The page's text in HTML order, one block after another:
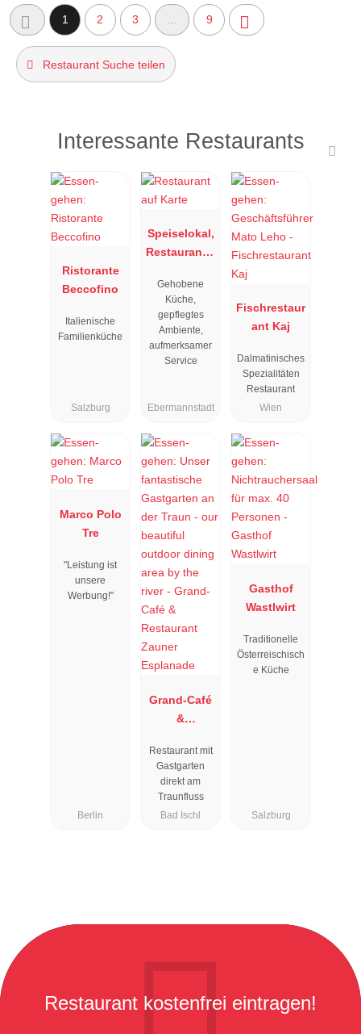
1 2 3 9
Restaurant Suche teilen
Interessante Restaurants
Ristorante
Beccofino
Italienische
Familienküche
Salzburg
Speiselokal,
Restaurant "
"
Gehobene
Küche,
gepflegtes
Ambiente,
aufmerksamer
Service
Ebermannstadt
Fischrestaur
ant Kaj
Dalmatinisches
Spezialitäten
Restaurant
Wien
Marco Polo
Tre
"Leistung ist
unsere
Werbung!"
Berlin
Grand-Café
&
Zauner
Esplanade
Restaurant mit
Gastgarten
direkt am
Traunfluss
Bad Ischl
Gasthof
Wastlwirt
Traditionelle
Österreischisch
e Küche
Salzburg
Restaurant kostenfrei eintragen!